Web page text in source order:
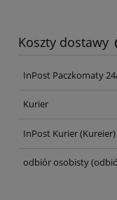
Koszty dostawy
Cena nie zawiera
InPost Paczkomaty
Kurier
InPost Kurier(Kureier)
odbiór osobisty